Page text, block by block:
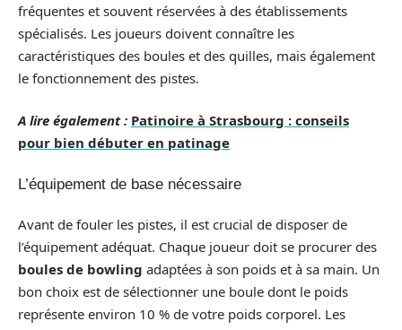
fréquentes et souvent réservées à des établissements
spécialisés. Les joueurs doivent connaître les
caractéristiques des boules et des quilles, mais également
le fonctionnement des pistes.
A lire également : Patinoire à Strasbourg : conseils
pour bien débuter en patinage
L’équipement de base nécessaire
Avant de fouler les pistes, il est crucial de disposer de
l’équipement adéquat. Chaque joueur doit se procurer des
boules de bowling adaptées à son poids et à sa main. Un
bon choix est de sélectionner une boule dont le poids
représente environ 10 % de votre poids corporel. Les